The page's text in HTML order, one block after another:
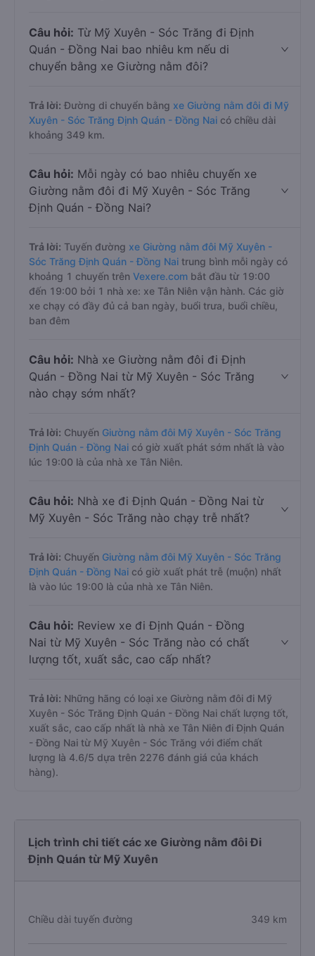
Câu hỏi: Từ Mỹ Xuyên - Sóc Trăng đi Định
Quán - Đồng Nai bao nhiêu km nếu di
chuyển bằng xe Giường nằm đôi?
Trả lời: Đường di chuyển bằng xe Giường nằm đôi đi Mỹ
Xuyên - Sóc Trăng Định Quán - Đồng Nai có chiều dài
khoảng 349 km.
Câu hỏi: Mỗi ngày có bao nhiêu chuyến xe
Giường nằm đôi đi Mỹ Xuyên - Sóc Trăng
Định Quán - Đồng Nai?
Trả lời: Tuyến đường xe Giường nằm đôi Mỹ Xuyên -
Sóc Trăng Định Quán - Đồng Nai trung bình mỗi ngày có
khoảng 1 chuyến trên Vexere.com bắt đầu từ 19:00
đến 19:00 bởi 1 nhà xe: xe Tân Niên vận hành. Các giờ
xe chạy có đầy đủ cả ban ngày, buổi trưa, buổi chiều,
ban đêm
Câu hỏi: Nhà xe Giường nằm đôi đi Định
Quán - Đồng Nai từ Mỹ Xuyên - Sóc Trăng
nào chạy sớm nhất?
Trả lời: Chuyến Giường nằm đôi Mỹ Xuyên - Sóc Trăng
Định Quán - Đồng Nai có giờ xuất phát sớm nhất là vào
lúc 19:00 là của nhà xe Tân Niên.
Câu hỏi: Nhà xe đi Định Quán - Đồng Nai từ
Mỹ Xuyên - Sóc Trăng nào chạy trễ nhất?
Trả lời: Chuyến Giường nằm đôi Mỹ Xuyên - Sóc Trăng
Định Quán - Đồng Nai có giờ xuất phát trễ (muộn) nhất
là vào lúc 19:00 là của nhà xe Tân Niên.
Câu hỏi: Review xe đi Định Quán - Đồng
Nai từ Mỹ Xuyên - Sóc Trăng nào có chất
lượng tốt, xuất sắc, cao cấp nhất?
Trả lời: Những hãng có loại xe Giường nằm đôi đi Mỹ
Xuyên - Sóc Trăng Định Quán - Đồng Nai chất lượng tốt,
xuất sắc, cao cấp nhất là nhà xe Tân Niên đi Định Quán
- Đồng Nai từ Mỹ Xuyên - Sóc Trăng với điểm chất
lượng là 4.6/5 dựa trên 2276 đánh giá của khách
hàng).
Lịch trình chi tiết các xe Giường nằm đôi Đi
Định Quán từ Mỹ Xuyên
Chiều dài tuyến đường 349 km